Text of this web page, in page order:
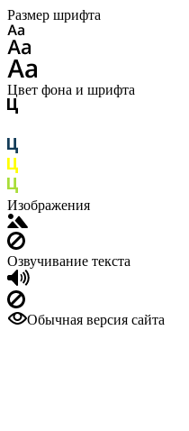
Размер шрифта
Цвет фона и шрифта
Изображения
Озвучивание текста
Обычная версия сайта